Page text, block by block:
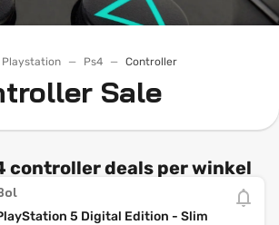
Playstation Ps4 Controller
Sale
controller deals per winkel
5 Digital Edition - Slim